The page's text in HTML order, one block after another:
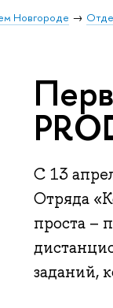
Новгороде
C 13
Отряда
проста –
заданий,